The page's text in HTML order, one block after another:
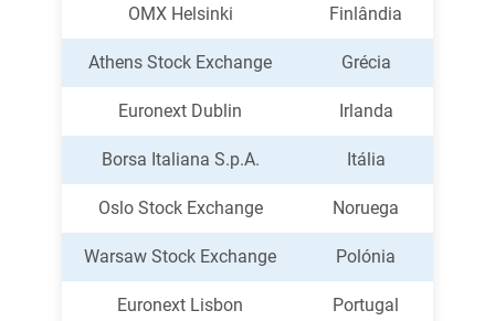
OMX Helsinki Finlândia
Athens Stock Exchange Grécia
Euronext Dublin Irlanda
Borsa Italiana S.p.A. Itália
Oslo Stock Exchange Noruega
Warsaw Stock Exchange Polónia
Euronext Lisbon Portugal